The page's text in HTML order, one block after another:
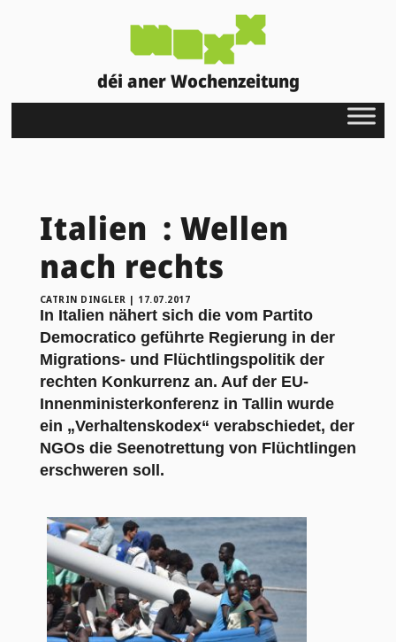
déi aner Wochenzeitung
Italien : Wellen
nach rechts
CATRIN DINGLER | 17.07.2017
In Italien nähert sich die vom Partito
Democratico geführte Regierung in der
Migrations- und Flüchtlingspolitik der
rechten Konkurrenz an. Auf der EU-
Innenministerkonferenz in Tallin wurde
ein „Verhaltenskodex“ verabschiedet, der
NGOs die Seenotrettung von Flüchtlingen
erschweren soll.